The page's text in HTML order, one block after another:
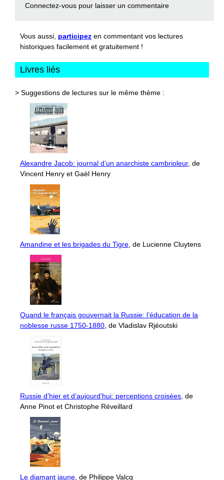
Connectez-vous pour laisser un commentaire
Vous aussi, participez en commentant vos lectures
historiques facilement et gratuitement !
Livres liés
> Suggestions de lectures sur le même thème :
Alexandre Jacob: journal d’un anarchiste cambrioleur, de
Vincent Henry et Gaël Henry
Amandine et les brigades du Tigre , de Lucienne Cluytens
Quand le français gouvernait la Russie: l’éducation de la
noblesse russe 1750-1880 , de Vladislav Rjéoutski
Russie d’hier et d’aujourd’hui: perceptions croisées , de
Anne Pinot et Christophe Réveillard
Le diamant jaune , de Philippe Valcq